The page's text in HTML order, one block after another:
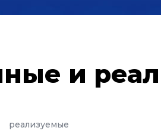
и
реализуемые